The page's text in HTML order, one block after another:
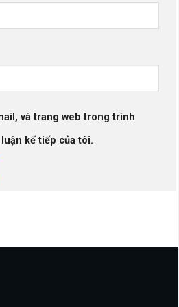
và trang web trong trình
kế tiếp của tôi.